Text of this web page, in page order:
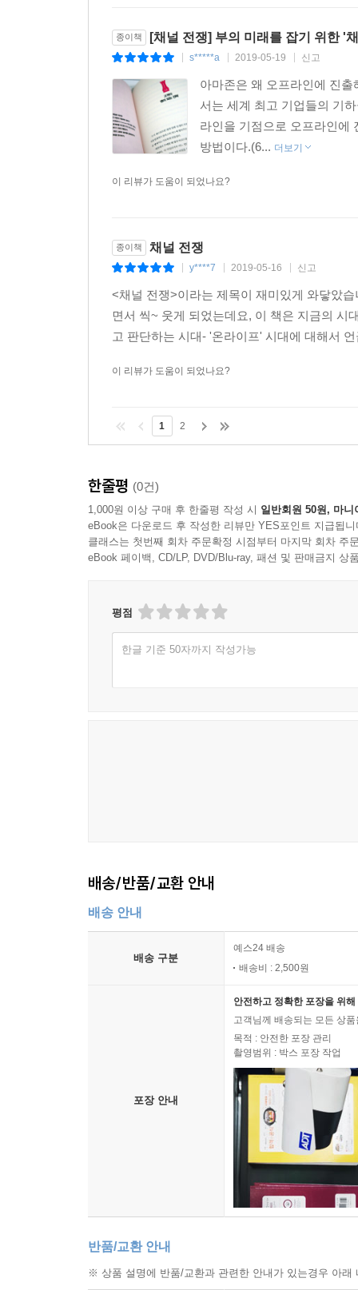
종이책 [채널 전쟁] 부의 미래를 잡기 위한 '
s*****a 2019-05-19 신고
아마존은 왜 오프라인에 진
서는 세계 최고 기업들의 기
라인을 기점으로 오프라인에
방법이다.(6... 더보기
이 리뷰가 도움이 되었나요?
종이책 채널 전쟁
y****7 2019-05-16 신고
<채널 전쟁>이라는 제목이 재미있게 와닿았
면서 씩~ 웃게 되었는데요, 이 책은 지금의 시
고 판단하는 시대- '온라이프' 시대에 대해서
이 리뷰가 도움이 되었나요?
1 2
한줄평 (0건)
1,000원 이상 구매 후 한줄평 작성 시 일반회원 50원, 마니
eBook은 다운로드 후 작성한 리뷰만 YES포인트 지급됩니
클래스는 첫번째 회차 주문확정 시점부터 마지막 회차 주
eBook 페이백, CD/LP, DVD/Blu-ray, 패션 및 판매금지 상
평점
한글 기준 50자까지 작성가능
배송/반품/교환 안내
배송 안내
배송 구분
예스24 배송
배송비 : 2,500원
포장 안내
안전하고 정확한 포장을 위
고객님께 배송되는 모든 상
목적 : 안전한 포장 관리
촬영범위 : 박스 포장 작업
반품/교환 안내
※ 상품 설명에 반품/교환과 관련한 안내가 있는경우 아